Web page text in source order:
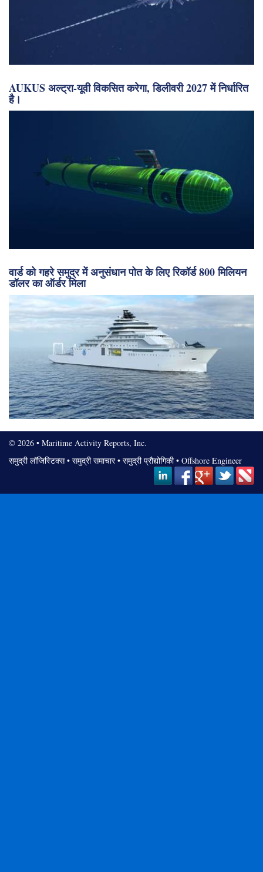
AUKUS अल्ट्रा-यूवी विकसित करेगा, डिलीवरी 2027 में निर्धारित
है।
वार्ड को गहरे समुद्र में अनुसंधान पोत के लिए रिकॉर्ड 800 मिलियन
डॉलर का ऑर्डर मिला
© 2026 • Maritime Activity Reports, Inc.
समुद्री लॉजिस्टिक्स• समुद्री समाचार• समुद्री प्रौद्योगिकी• Offshore Engineer